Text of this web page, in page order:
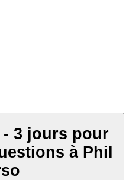
- 3 jours pour
à Phil